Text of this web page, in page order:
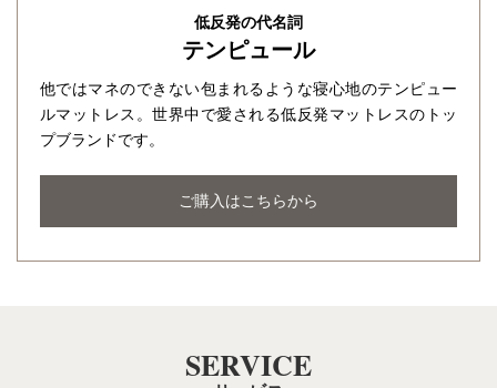
低反発の代名詞
テンピュール
他ではマネのできない包まれるような寝心地のテンピュー
ルマットレス。世界中で愛される低反発マットレスのトッ
プブランドです。
ご購入はこちらから
SERVICE